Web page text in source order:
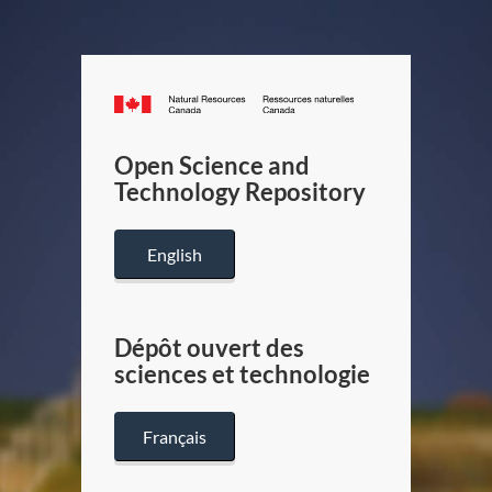
Canada.ca
/
Canada
Open Science and
Technology Repository
English
Dépôt ouvert des
sciences et technologie
Français